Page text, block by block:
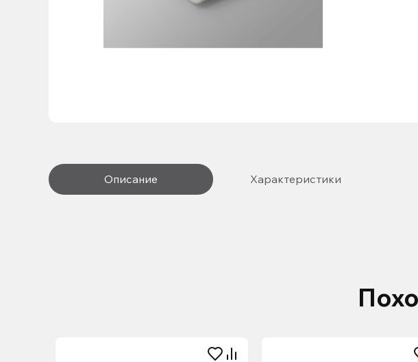
Описание Характеристики